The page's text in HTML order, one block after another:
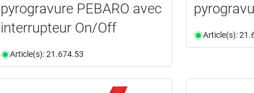
pyrogravure PEBARO avec
interrupteur On/Off
Article(s): 21.674.53
Article(s):